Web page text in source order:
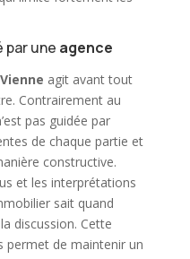
par une agence
agit avant tout
Contrairement au
pas guidée par
de chaque partie et
constructive.
et les interprétations
sait quand
discussion. Cette
permet de maintenir un